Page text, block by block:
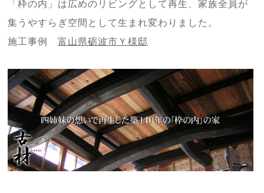
「枠の内」は広めのリビングとして再生、家族全員が
集うやすらぎ空間として生まれ変わりました。
施工事例富山県砺波市Ｙ様邸